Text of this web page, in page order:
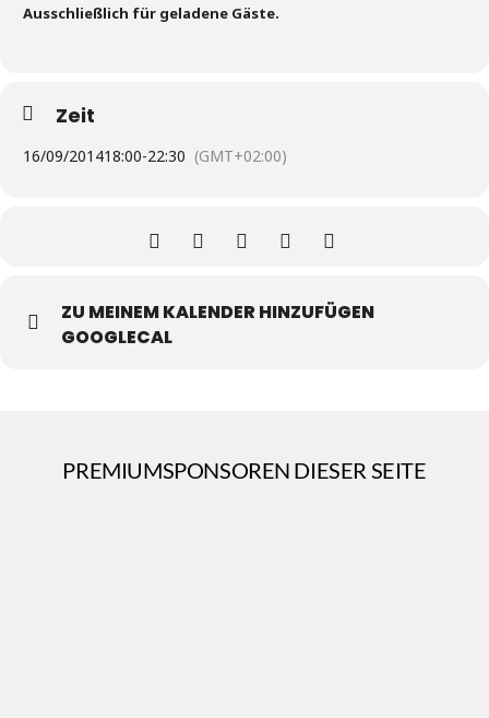
Ausschließlich für geladene Gäste.
Zeit
16/09/201418:00-22:30 (GMT+02:00)
ZU MEINEM KALENDER HINZUFÜGEN
GOOGLECAL
PREMIUMSPONSOREN DIESER SEITE